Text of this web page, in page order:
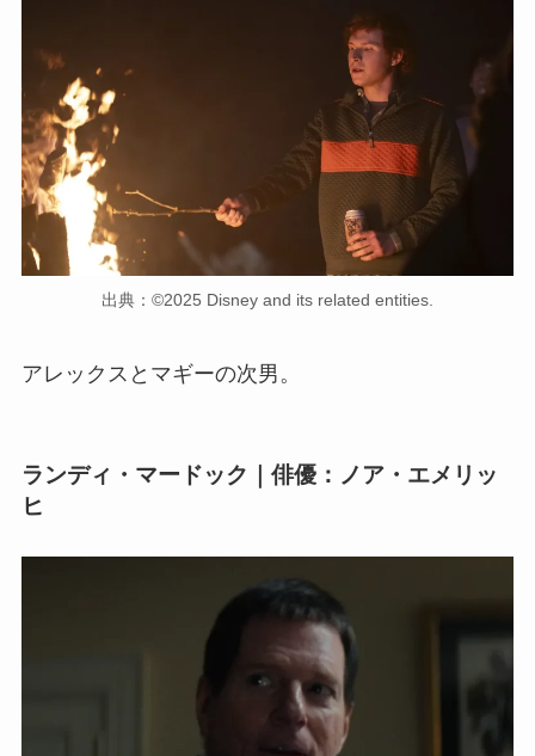
出典：©2025 Disney and its related entities.
アレックスとマギーの次男。
ランディ・マードック｜俳優：ノア・エメリッ
ヒ